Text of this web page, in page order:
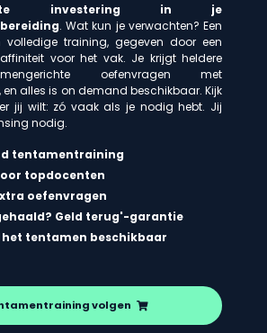
investering in je
. Wat kun je verwachten? Een
volledige training, gegeven door een
voor het vak. Je krijgt heldere
oefenvragen met
alles is on demand beschikbaar. Kijk
jij wilt: zó vaak als je nodig hebt. Jij
nodig.
tentamentraining
topdocenten
oefenvragen
Geld terug'-garantie
het tentamen beschikbaar
volgen